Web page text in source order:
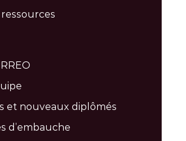
et nouveaux diplômés
d’embauche